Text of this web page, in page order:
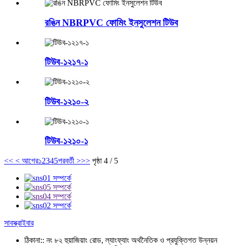
রঙিন NBRPVC ফোমিং ইনসুলেশন টিউব
টিউব-১২১৭-১
টিউব-১২১০-২
টিউব-১২১০-১
<< < আগের১2345পরবর্তী >>> পৃষ্ঠা 4 / 5
সাবস্ক্রাইবার
ঠিকানা:: নং ৮২ হুয়াজিয়াং রোড, ল্যাংফ্যাং অর্থনৈতিক ও প্রযুক্তিগত উন্নয়ন